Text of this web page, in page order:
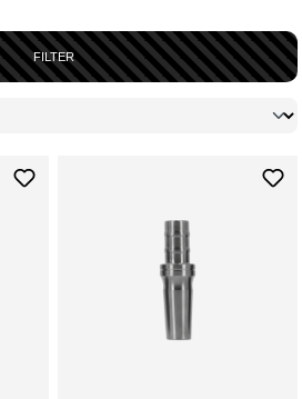
für deineShishader Richtige ist, hängt davon
Schlauchanschluss deiner Pfeife besitzt.
du bestenfalls der Artikelbeschreibung. In
FILTER